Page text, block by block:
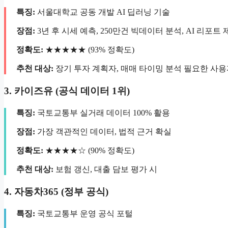
특징: 서울대학교 공동 개발 AI 딥러닝 기술
장점: 3년 후 시세 예측, 250만건 빅데이터 분석, AI 리포트
정확도: ★★★★★ (93% 정확도)
추천 대상: 장기 투자 계획자, 매매 타이밍 분석 필요한 사
3. 카이즈유 (공식 데이터 1위)
특징: 국토교통부 실거래 데이터 100% 활용
장점: 가장 객관적인 데이터, 법적 근거 확실
정확도: ★★★★☆ (90% 정확도)
추천 대상: 보험 갱신, 대출 담보 평가 시
4. 자동차365 (정부 공식)
특징: 국토교통부 운영 공식 포털